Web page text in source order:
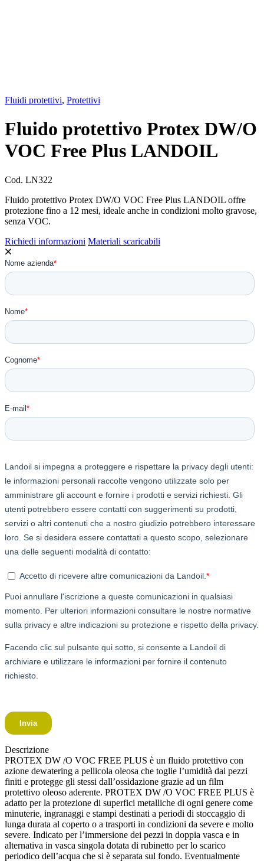
Fluidi protettivi, Protettivi
Fluido protettivo Protex DW/O
VOC Free Plus LANDOIL
Cod. LN322
Fluido protettivo Protex DW/O VOC Free Plus LANDOIL offre
protezione fino a 12 mesi, ideale anche in condizioni molto gravose,
senza VOC.
Richiedi informazioni Materiali scaricabili
Descrizione
PROTEX DW /O VOC FREE PLUS è un fluido protettivo con
azione dewatering a pellicola oleosa che toglie l’umidità dai pezzi
finiti e protegge gli stessi dall’ossidazione grazie ad un film
protettivo oleoso aderente. PROTEX DW /O VOC FREE PLUS è
adatto per la protezione di superfici metalliche di ogni genere come
minuterie, ingranaggi e stampi destinati a periodi di stoccaggio di
lunga durata al coperto o a trasporti in condizioni da severe e molto
severe. Indicato per l’immersione dei pezzi in doppia vasca e in
alternativa in vasca singola dotata di rubinetto per lo scarico
periodico dell’acqua che si è separata sul fondo. Eventualmente